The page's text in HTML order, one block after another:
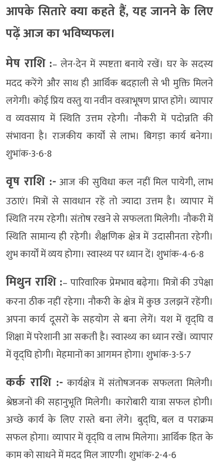
आपके सितारे क्या कहते हैं, यह जानने के लिए
पढ़ें आज का भविष्यफल।
मेष राशि :– लेन-देन में स्पष्टता बनाये रखें। घर के सदस्य
मदद करेंगे और साथ ही आर्थिक बदहाली से भी मुक्ति मिलने
लगेगी। कोई प्रिय वस्तु या नवीन वस्त्राभूषण प्राप्त होंगे। व्यापार
व व्यवसाय में स्थिति उत्तम रहेगी। नौकरी में पदोन्नति की
संभावना है। राजकीय कार्यों से लाभ। बिगड़ा कार्य बनेगा।
शुभांक-3-6-8
वृष राशि :- आज की सुविधा कल नहीं मिल पायेगी, लाभ
उठाएं। मित्रों से सावधान रहें तो ज्यादा उत्तम है। व्यापार में
स्थिति नरम रहेगी। संतोष रखने से सफलता मिलेगी। नौकरी में
स्थिति सामान्य ही रहेगी। शैक्षणिक क्षेत्र में उदासीनता रहेगी।
शुभ कार्यों में व्यय होगा। स्वास्थ्य पर ध्यान दें। शुभांक-4-6-8
मिथुन राशि :– पारिवारिक प्रेमभाव बढ़ेगा। मित्रों की उपेक्षा
करना ठीक नहीं रहेगा। नौकरी के क्षेत्र में कुछ उलझनें रहेंगी।
अपना कार्य दूसरों के सहयोग से बना लेगें। यश में वृद्घि व
शिक्षा में परेशानी आ सकती है। स्वास्थ्य का ध्यान रखें। व्यापार
में वृद्घि होगी। मेहमानों का आगमन होगा। शुभांक-3-5-7
कर्क राशि :- कार्यक्षेत्र में संतोषजनक सफलता मिलेगी।
श्रेष्ठजनों की सहानुभूति मिलेगी। कारोबारी यात्रा सफल होगी।
अच्छे कार्य के लिए रास्ते बना लेंगे। बुद्घि, बल व पराक्रम
सफल होगा। व्यापार में वृद्घि व लाभ मिलेगा। आर्थिक हित के
काम को साधने में मदद मिल जाएगी। शुभांक-2-4-6